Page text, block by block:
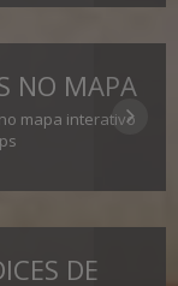
NO MAPA
mapa interativo
DE